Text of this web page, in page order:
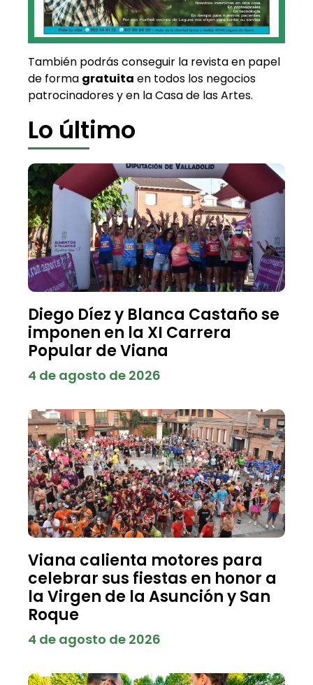
También podrás conseguir la revista en papel
de forma gratuita en todos los negocios
patrocinadores y en la Casa de las Artes.
Lo último
Diego Díez y Blanca Castaño se
imponen en la XI Carrera
Popular de Viana
4 de agosto de 2026
Viana calienta motores para
celebrar sus fiestas en honor a
la Virgen de la Asunción y San
Roque
4 de agosto de 2026